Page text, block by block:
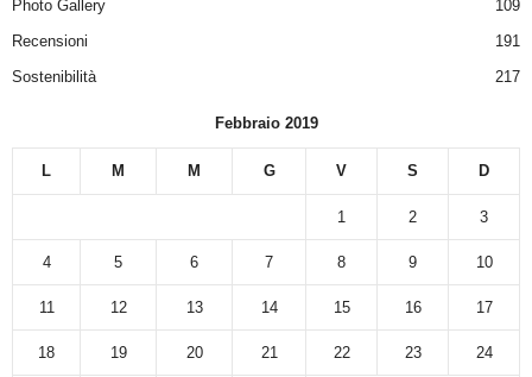
Photo Gallery
109
Recensioni
191
Sostenibilità
217
Febbraio 2019
L M M G V S D
1 2 3
4 5 6 7 8 9 10
11 12 13 14 15 16 17
18 19 20 21 22 23 24